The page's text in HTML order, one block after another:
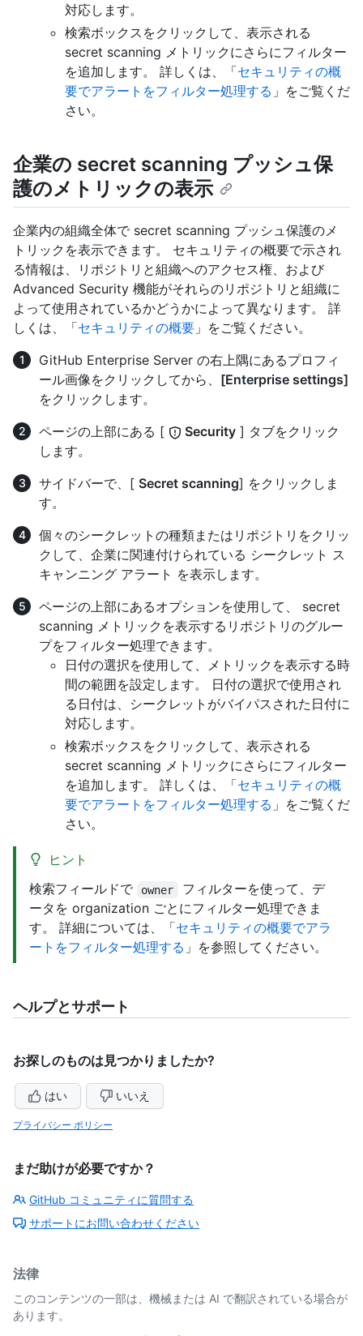
対応します。
検索ボックスをクリックして、表示される
secret scanning メトリックにさらにフィルター
を追加します。 詳しくは、「セキュリティの概
要でアラートをフィルター処理する 」をご覧くだ
さい。
企業の secret scanning プッシュ保
護のメトリックの表示
企業内の組織全体で secret scanning プッシュ保護のメ
トリックを表示できます。 セキュリティの概要で示され
る情報は、リポジトリと組織へのアクセス権、および
Advanced Security 機能がそれらのリポジトリと組織に
よって使用されているかどうかによって異なります。 詳
しくは、「セキュリティの概要 」をご覧ください。
GitHub Enterprise Server の右上隅にあるプロフィ
ール画像をクリックしてから、 [Enterprise settings]
をクリックします。
ページの上部にある [
Security ] タブをクリック
します。
サイドバーで、[ Secret scanning] をクリックしま
す。
個々のシークレットの種類またはリポジトリをクリッ
クして、企業に関連付けられている シークレット ス
キャンニング アラート を表示します。
ページの上部にあるオプションを使用して、 secret
scanning メトリックを表示するリポジトリのグルー
プをフィルター処理できます。
日付の選択を使用して、メトリックを表示する時
間の範囲を設定します。 日付の選択で使用され
る日付は、シークレットがバイパスされた日付に
対応します。
検索ボックスをクリックして、表示される
secret scanning メトリックにさらにフィルター
を追加します。 詳しくは、「セキュリティの概
要でアラートをフィルター処理する 」をご覧くだ
さい。
ヒント
検索フィールドで
owner
フィルターを使って、デ
ータを organization ごとにフィルター処理できま
す。 詳細については、「セキュリティの概要でアラ
ートをフィルター処理する 」を参照してください。
ヘルプとサポート
お探しのものは見つかりましたか?
はい いいえ
プライバシー ポリシー
まだ助けが必要ですか？
GitHub コミュニティに質問する
サポートにお問い合わせください
法律
このコンテンツの一部は、機械または AI で翻訳されている場合が
あります。